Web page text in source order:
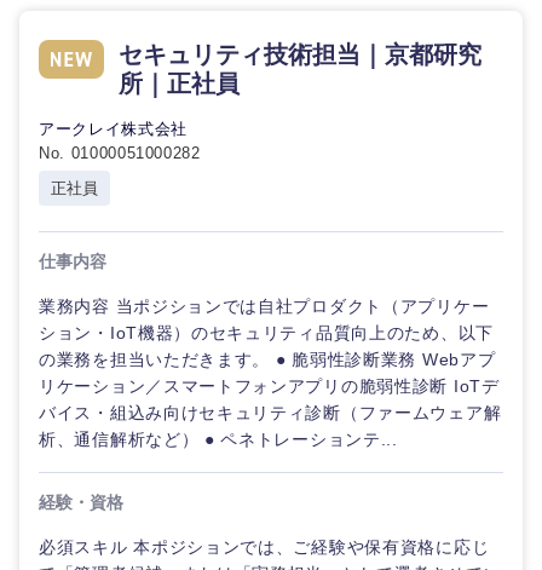
セキュリティ技術担当｜京都研究
所｜正社員
アークレイ株式会社
No. 01000051000282
正社員
仕事内容
業務内容 当ポジションでは自社プロダクト（アプリケー
ション・IoT機器）のセキュリティ品質向上のため、以下
の業務を担当いただきます。 ● 脆弱性診断業務 Webアプ
リケーション／スマートフォンアプリの脆弱性診断 IoTデ
バイス・組込み向けセキュリティ診断（ファームウェア解
析、通信解析など） ● ペネトレーションテ...
経験・資格
必須スキル 本ポジションでは、ご経験や保有資格に応じ